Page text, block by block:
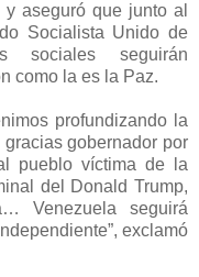
aseguró que junto al
Socialista Unido de
sociales seguirán
como la es la Paz.
profundizando la
gobernador por
pueblo víctima de la
del Donald Trump,
Venezuela seguirá
exclamó